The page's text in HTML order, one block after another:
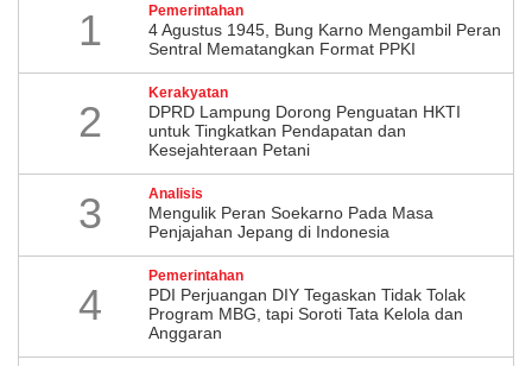
1 Pemerintahan
4 Agustus 1945, Bung Karno Mengambil Peran
Sentral Mematangkan Format PPKI
2
Kerakyatan
DPRD Lampung Dorong Penguatan HKTI
untuk Tingkatkan Pendapatan dan
Kesejahteraan Petani
3 Analisis
Mengulik Peran Soekarno Pada Masa
Penjajahan Jepang di Indonesia
4
Pemerintahan
PDI Perjuangan DIY Tegaskan Tidak Tolak
Program MBG, tapi Soroti Tata Kelola dan
Anggaran